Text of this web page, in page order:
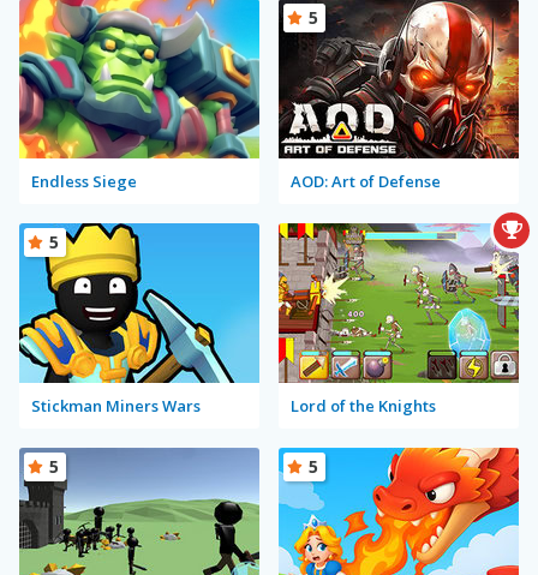
Endless Siege AOD: Art of Defense
5
Stickman Miners Wars
5
Lord of the Knights
5 5